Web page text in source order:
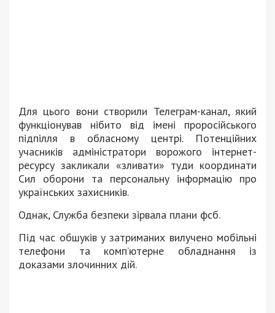
Для цього вони створили Телеграм-канал, який
функціонував нібито від імені проросійського
підпілля в обласному центрі. Потенційних
учасників адміністратори ворожого інтернет-
ресурсу закликали «зливати» туди координати
Сил оборони та персональну інформацію про
українських захисників.
Однак, Служба безпеки зірвала плани фсб.
Під час обшуків у затриманих вилучено мобільні
телефони та комп’ютерне обладнання із
доказами злочинних дій.